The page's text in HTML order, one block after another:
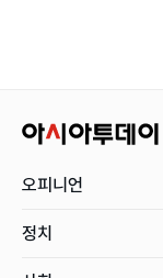
오피니언
정치